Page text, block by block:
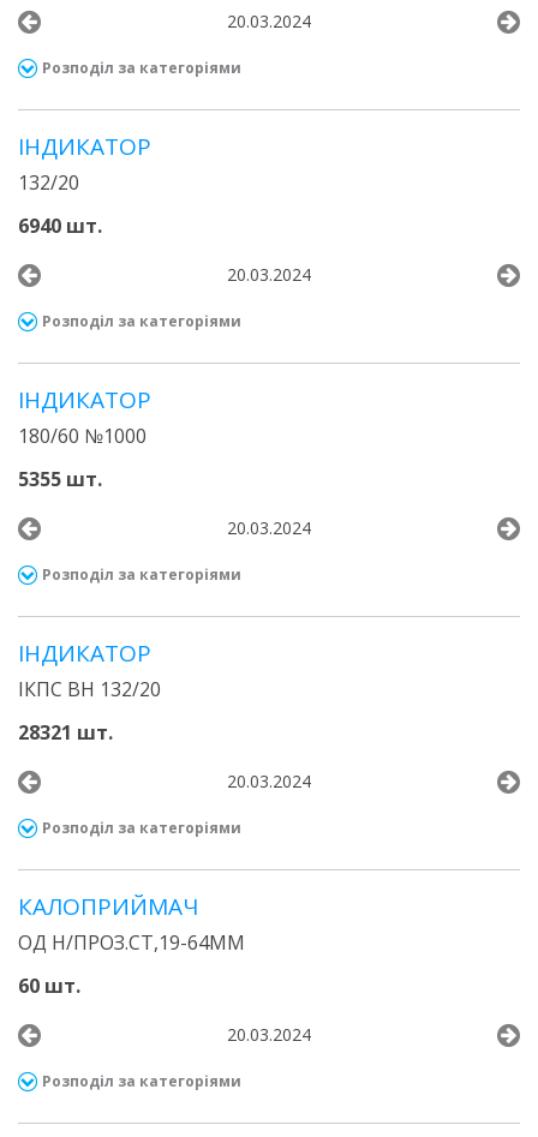
20.03.2024
Розподіл за категоріями
ІНДИКАТОР
132/20
6940 шт.
20.03.2024
Розподіл за категоріями
ІНДИКАТОР
180/60 №1000
5355 шт.
20.03.2024
Розподіл за категоріями
ІНДИКАТОР
ІКПС ВН 132/20
28321 шт.
20.03.2024
Розподіл за категоріями
КАЛОПРИЙМАЧ
ОД Н/ПРОЗ.СТ,19-64ММ
60 шт.
20.03.2024
Розподіл за категоріями